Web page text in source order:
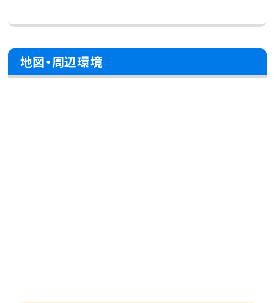
地図・周辺環境